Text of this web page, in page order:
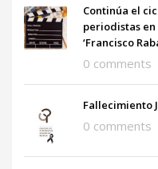
Continúa el
periodistas en
‘Francisco
0 comments
Fallecimiento
0 comments